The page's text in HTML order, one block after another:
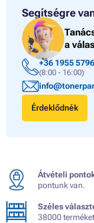
Segítségre
a
+36 1955 5796
(8:00 - 16:00)
Érdeklődnék
Átvételi
pontunk van.
Széles
38000